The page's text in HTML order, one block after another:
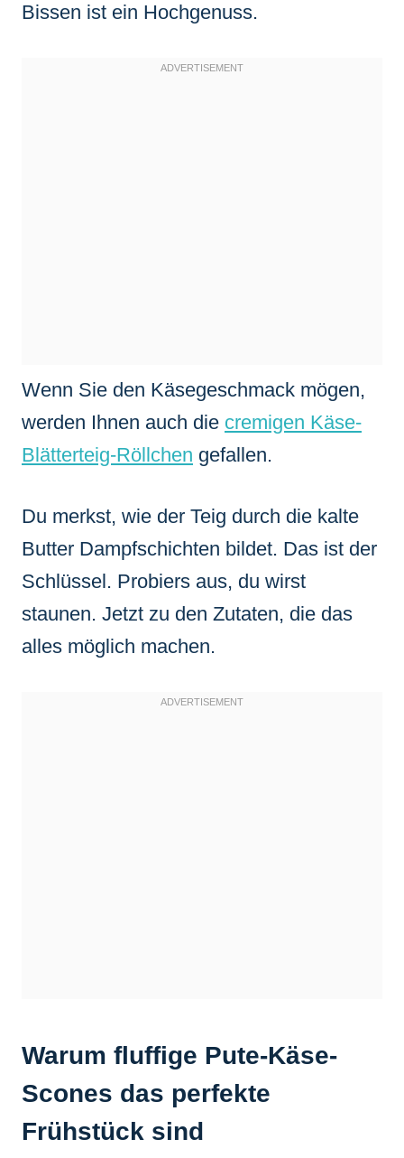
Bissen ist ein Hochgenuss.
Wenn Sie den Käsegeschmack mögen,
werden Ihnen auch die cremigen Käse-
Blätterteig-Röllchen gefallen.
Du merkst, wie der Teig durch die kalte
Butter Dampfschichten bildet. Das ist der
Schlüssel. Probiers aus, du wirst
staunen. Jetzt zu den Zutaten, die das
alles möglich machen.
Warum fluffige Pute-Käse-
Scones das perfekte
Frühstück sind